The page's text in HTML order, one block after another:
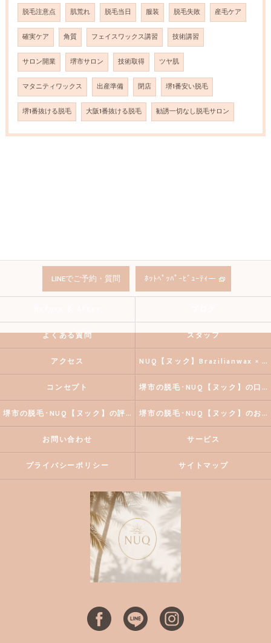
脱毛注意点 肌荒れ 脱毛当日 服装 脱毛失敗 産毛ケア
確実ケア 角質 フェイスワックス講習 技術講習
サロン開業 堺市サロン 技術取得 ツヤ肌
マタニティワックス 出産準備 閉店 堺1番安い脱毛
堺1番抜ける脱毛 大阪1番抜ける脱毛 勧誘一切なし脱毛サロン
LINEでご予約・質問 ﾎｯﾄﾍﾟｯﾊﾟｰﾋﾞｭｰﾃｨー
よくある質問 スタッフ
アクセス NUQ【ヌック】Brazilianwax × 《HBL》Eyebrow
コンセプト 堺市の脱毛･NUQ【ヌック】の口コミ情報
堺市の脱毛･NUQ【ヌック】の評判 堺市の脱毛･NUQ【ヌック】のお客様の声
お問い合わせ サービス
プライバシーポリシー サイトマップ